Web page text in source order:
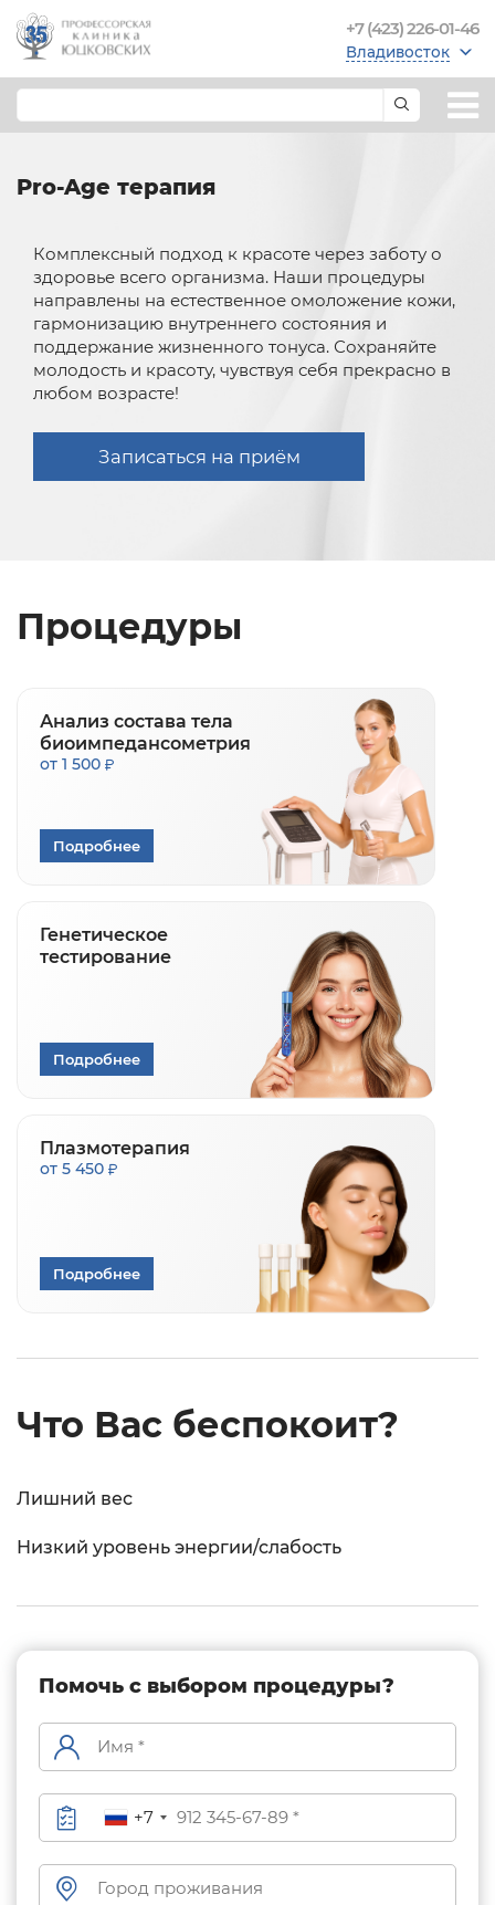
+7 (423) 226-01-46
Владивосток
Pro-Age терапия
Комплексный подход к красоте через заботу о
здоровье всего организма. Наши процедуры
направлены на естественное омоложение кожи,
гармонизацию внутреннего состояния и
поддержание жизненного тонуса. Сохраняйте
молодость и красоту, чувствуя себя прекрасно в
любом возрасте!
Записаться на приём
Процедуры
Анализ состава тела
биоимпедансометрия
от 1 500
Подробнее
Генетическое
тестирование
Подробнее
Плазмотерапия
от 5 450
Подробнее
Что Вас беспокоит?
Лишний вес
Низкий уровень энергии/слабость
Помочь с выбором процедуры?
+7